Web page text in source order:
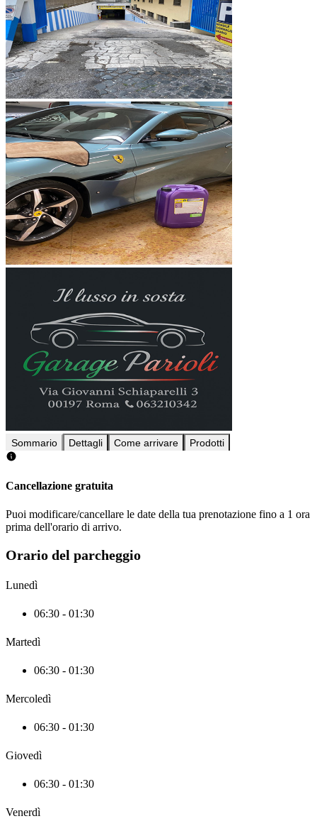
Sommario Dettagli Come arrivare Prodotti
Cancellazione gratuita
Puoi modificare/cancellare le date della tua prenotazione fino a 1 ora
prima dell'orario di arrivo.
Orario del parcheggio
Lunedì
06:30 - 01:30
Martedì
06:30 - 01:30
Mercoledì
06:30 - 01:30
Giovedì
06:30 - 01:30
Venerdì